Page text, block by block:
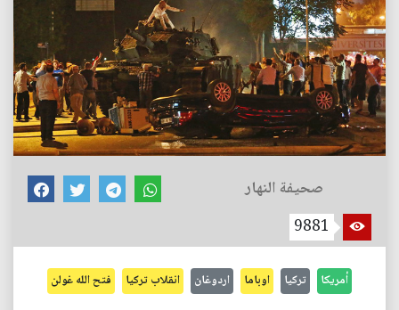
صحيفة النهار
9881
أمريكا تركيا اوباما اردوغان انقلاب تركيا فتح الله غولن